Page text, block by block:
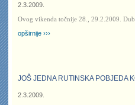
2.3.2009.
Ovog vikenda točnije 28., 29.2.2009.
opširnije ›››
JOŠ JEDNA RUTINSKA POBJEDA
2.3.2009.